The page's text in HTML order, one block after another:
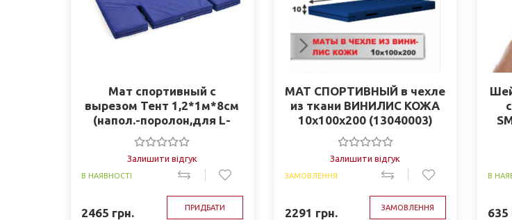
Мат спортивный с
вырезом Тент 1,2*1м*8см
(напол.-поролон,для L-
4001,4004,4006,4007,4008,4028)
(C-4298)
Залишити відгук
В НАЯВНОСТІ
2465 грн. ПРИДБАТИ
МАТ СПОРТИВНЫЙ в чехле
из ткани ВИНИЛИС КОЖА
10х100х200 (13040003)
Залишити відгук
ЗАМОВЛЕННЯ
2291 грн. ЗАМОВЛЕННЯ
В
635